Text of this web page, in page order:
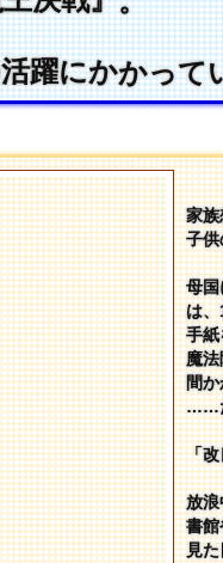
躍にかかって
家族
子供
母国
は、
手紙
魔
間
……
「
放浪
書館
見